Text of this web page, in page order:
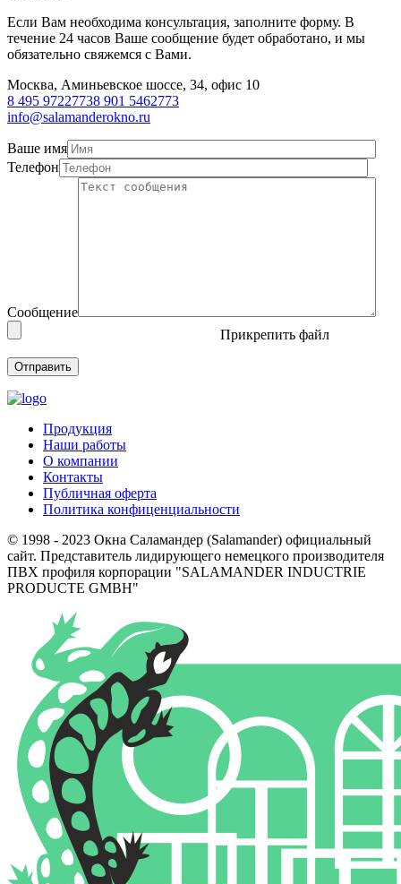
Если Вам необходима консультация, заполните форму. В
течение 24 часов Ваше сообщение будет обработано, и мы
обязательно свяжемся с Вами.
Москва, Аминьевское шоссе, 34, офис 10
8 495 97227738 901 5462773
info@salamanderokno.ru
Ваше имя
Телефон
Сообщение
Прикрепить файл
Продукция
Наши работы
О компании
Контакты
Публичная оферта
Политика конфиценциальности
© 1998 - 2023 Окна Cаламандер (Salamander) официальный
сайт. Представитель лидирующего немецкого производителя
ПВХ профиля корпорации "SALAMANDER INDUCTRIE
PRODUCTE GMBH"